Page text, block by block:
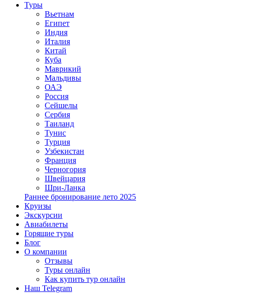
Туры
Вьетнам
Египет
Индия
Италия
Китай
Куба
Маврикий
Мальдивы
ОАЭ
Россия
Сейшелы
Сербия
Таиланд
Тунис
Турция
Узбекистан
Франция
Черногория
Швейцария
Шри-Ланка
Раннее бронирование лето 2025
Круизы
Экскурсии
Авиабилеты
Горящие туры
Блог
О компании
Отзывы
Туры онлайн
Как купить тур онлайн
Наш Telegram